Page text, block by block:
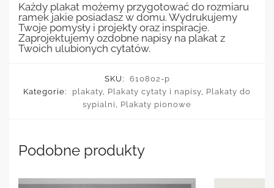
Każdy plakat możemy przygotować do rozmiaru
ramek jakie posiadasz w domu. Wydrukujemy
Twoje pomysły i projekty oraz inspiracje.
Zaprojektujemy ozdobne napisy na plakat z
Twoich ulubionych cytatów.
SKU:
610802-p
Kategorie:
plakaty Plakaty cytaty i napisy Plakaty do
sypialni
Plakaty pionowe
Podobne produkty